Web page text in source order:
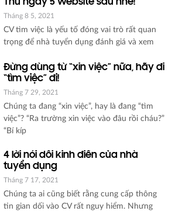
Tháng 8 5, 2021
CV tìm việc là yếu tố đóng vai trò rất quan
trọng để nhà tuyển dụng đánh giá và xem
Đừng dùng từ “xin việc” nữa, hãy đi
“tìm việc” đi!
Tháng 7 29, 2021
Chúng ta đang “xin việc”, hay là đang “tìm
việc”? “Ra trường xin việc vào đâu rồi cháu?”
“Bí kíp
4 lời nói dối kinh điển của nhà
tuyển dụng
Tháng 7 17, 2021
Chúng ta ai cũng biết rằng cung cấp thông
tin gian dối vào CV rất nguy hiểm. Nhưng